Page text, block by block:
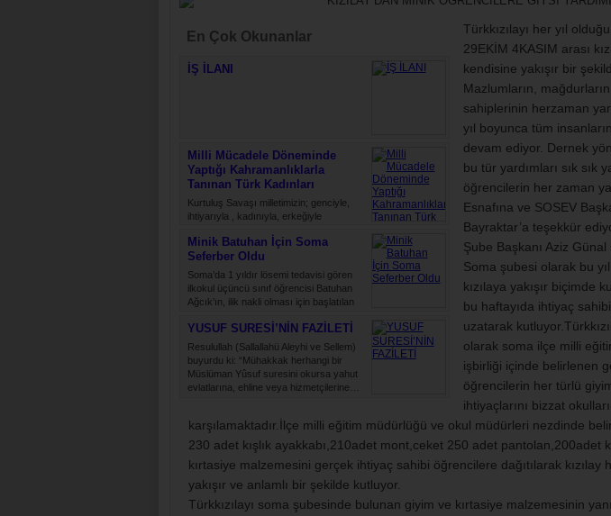
En Çok Okunanlar
İŞ İLANI
Milli Mücadele Döneminde
Yaptığı Kahramanlıklarla
Tanınan Türk Kadınları
Kurtuluş Savaşı milletimizin; genciyle,
ihtiyarıyla , kadınıyla, erkeğiyle
kalım mücadelesidir. Bu savaş, daima
hür…
Minik Batuhan İçin Soma
Seferber Oldu
Soma’da 1 yıldır lösemi tedavisi gören
ilkokul üçüncü sınıf öğrencisi Batuhan
Ağcık’ın, ilik nakli olması için başlatılan
YUSUF SURESİ’NİN FAZİLETİ
Resulullah (Sallallahü Aleyhi ve Sellem)
buyurdu ki: “Mühakkak herhangi bir
Müslüman Yûsuf suresini okursa yahut
evlatlarına, ehline veya hizmetçilerine…
Türkkızılayı her yıl
29EKİM 4KASIM arası
kendisine yakışır bir
Mazlumların,
sahiplerinin herzaman
yıl boyunca tüm
devam ediyor. Dernek
bu tür yardımları sık sık
öğrencilerin her zaman
Esnafına ve SOSEV
Bayraktar’a teşekkür
Şube Başkanı Aziz Günal
Soma şubesi olarak bu yıl
kızılaya yakışır biçimde
bu haftayıda ihtiyaç
uzatarak
olarak soma ilçe milli
işbirliği içinde belirlenen
öğrencilerin her türlü
ihtiyaçlarını bizzat
karşılamaktadır.İlçe milli eğitim müdürlüğü ve okul müdürleri nezdinde
230 adet kışlık ayakkabı,210adet mont,ceket 250 adet pantolan,200adet
kırtasiye malzemesini gerçek ihtiyaç sahibi öğrencilere dağıtılarak kızılay
yakışır ve anlamlı bir şekilde kutluyor.
Türkkızılayı soma şubesinde bulunan giyim ve kırtasiye malzemesinin